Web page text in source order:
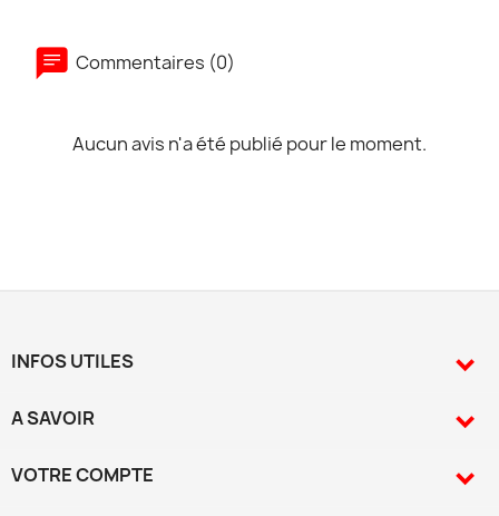
Commentaires (0)
Aucun avis n'a été publié pour le moment.
INFOS UTILES 
A SAVOIR 
VOTRE COMPTE 